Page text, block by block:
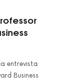
entrevista
Business